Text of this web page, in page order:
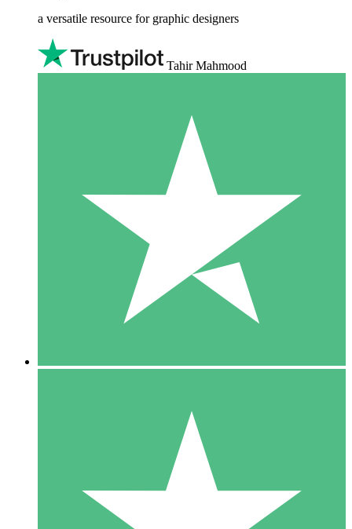
a versatile resource for graphic designers
Tahir Mahmood